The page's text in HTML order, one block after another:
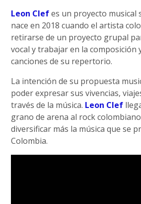
Leon Clefes un proyecto musical
nace en 2018 cuando el artista
retirarse de un proyecto grupal
vocal y trabajar en la composición
canciones de su repertorio.
La intención de su propuesta
poder expresar sus vivencias,
través de la música. Leon Clef
grano de arena al rock
diversificar más la música que se
Colombia.